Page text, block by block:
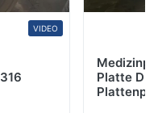
VIDEO
Platte